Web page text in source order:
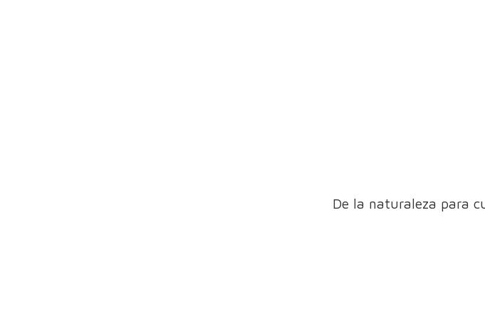
De la naturaleza para